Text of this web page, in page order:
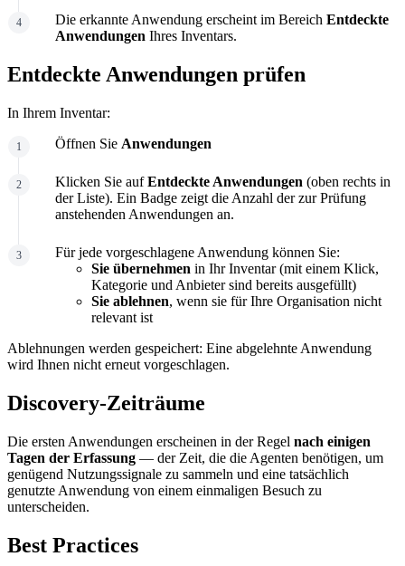
Die erkannte Anwendung erscheint im Bereich Entdeckte
Anwendungen Ihres Inventars.
Entdeckte Anwendungen prüfen
In Ihrem Inventar:
Öffnen Sie Anwendungen
Klicken Sie aufEntdeckte Anwendungen (oben rechts in
der Liste). Ein Badge zeigt die Anzahl der zur Prüfung
anstehenden Anwendungen an.
Für jede vorgeschlagene Anwendung können Sie:
Sie übernehmen in Ihr Inventar (mit einem Klick,
Kategorie und Anbieter sind bereits ausgefüllt)
Sie ablehnen, wenn sie für Ihre Organisation nicht
relevant ist
Ablehnungen werden gespeichert: Eine abgelehnte Anwendung
wird Ihnen nicht erneut vorgeschlagen.
Discovery-Zeiträume
Die ersten Anwendungen erscheinen in der Regel nach einigen
Tagen der Erfassung — der Zeit, die die Agenten benötigen, um
genügend Nutzungssignale zu sammeln und eine tatsächlich
genutzte Anwendung von einem einmaligen Besuch zu
unterscheiden.
Best Practices